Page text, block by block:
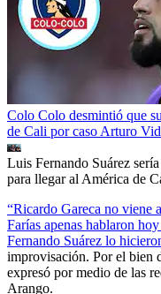
Colo Colo desmintió que
de Cali por caso Arturo
Luis Fernando Suárez
para llegar al América de
“Ricardo Gareca no viene
Farías apenas hablaron
Fernando Suárez lo
improvisación. Por el bien
expresó por medio de las
Arango.